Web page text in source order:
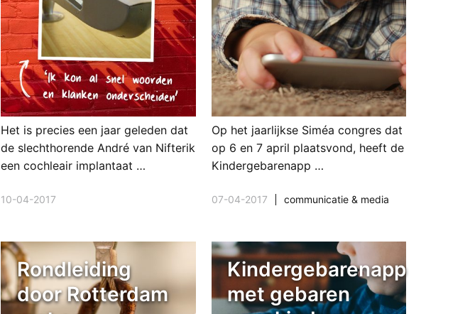
Het is precies een jaar geleden dat
de slechthorende André van Nifterik
een cochleair implantaat …
10-04-2017
Op het jaarlijkse Siméa congres dat
op 6 en 7 april plaatsvond, heeft de
Kindergebarenapp …
07-04-2017 communicatie & media
Rondleiding
door Rotterdam
Kindergebarenapp
met gebaren